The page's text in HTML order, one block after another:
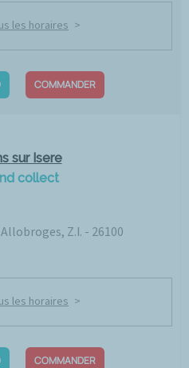
les horaires
COMMANDER
sur Isere
collect
Z.I. - 26100
les horaires
COMMANDER